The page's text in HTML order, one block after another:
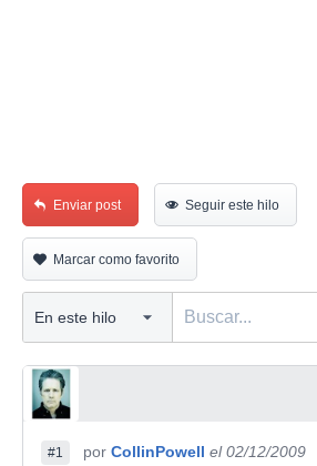
Enviar post Seguir este hilo
Marcar como favorito
#1 por CollinPowell el 02/12/2009